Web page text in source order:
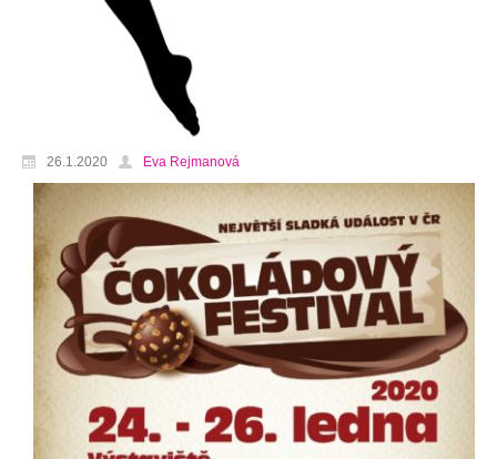
26.1.2020 Eva Rejmanová